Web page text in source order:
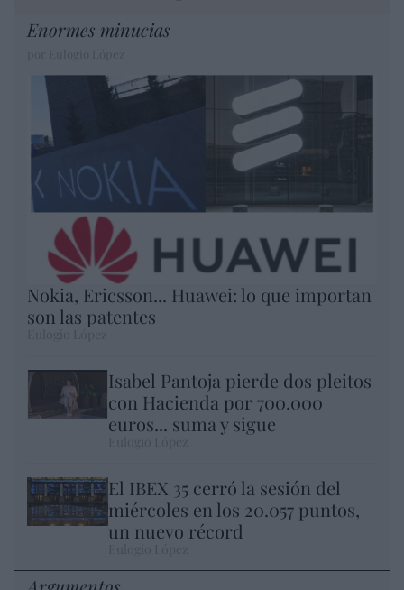
Enormes minucias
Nokia, Ericsson... Huawei: lo que importan
son las patentes
Isabel Pantoja pierde dos pleitos
con Hacienda por 700.000
euros... suma y sigue
El IBEX 35 cerró la sesión del
miércoles en los 20.057 puntos,
un nuevo récord